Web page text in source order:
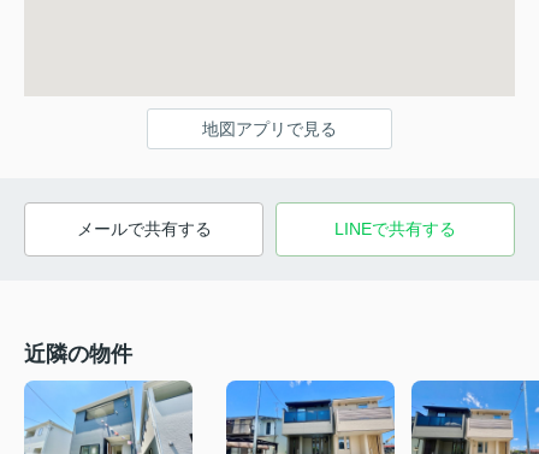
地図アプリで見る
メールで共有する LINEで共有する
近隣の物件